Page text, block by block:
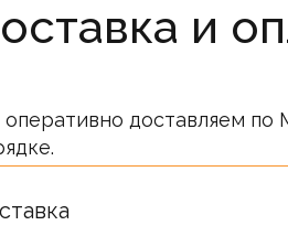
и
доставляем по
стоимость